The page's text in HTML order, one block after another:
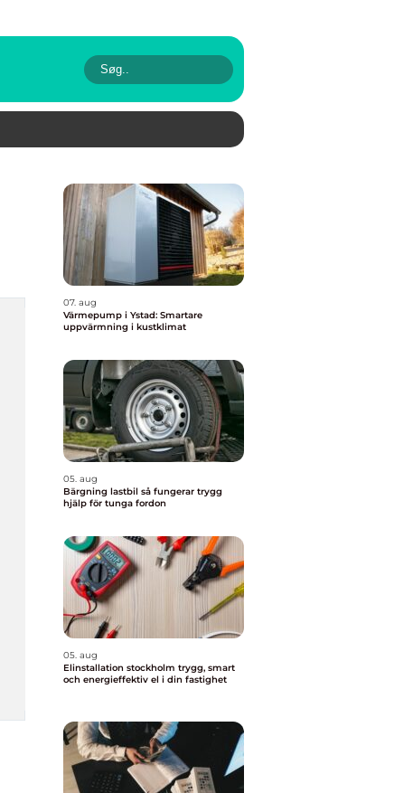
07. aug
Värmepump i Ystad: Smartare
uppvärmning i kustklimat
05. aug
Bärgning lastbil så fungerar trygg
hjälp för tunga fordon
05. aug
Elinstallation stockholm trygg, smart
och energieffektiv el i din fastighet